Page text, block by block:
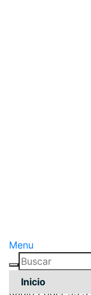
Menu
Inicio